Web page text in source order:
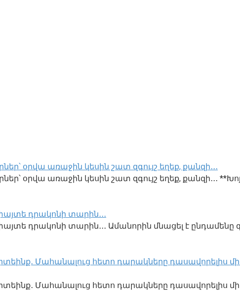
օրվա առաջին կեսին շատ զգույշ եղեք, քանզի․․․
օրվա առաջին կեսին շատ զգույշ եղեք, քանզի․․․
դրակոնի տարին․․․
դրակոնի տարին․․․ Ամանորին մնացել է ընդամենը
Մահանալուց հետո դարակները դասավորելիս
Մահանալուց հետո դարակները դասավորելիս